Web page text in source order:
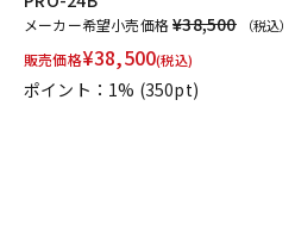
メーカー希望小売価格¥38,500 （税込）
販売価格¥38,500(税込)
ポイント：1% (350pt)